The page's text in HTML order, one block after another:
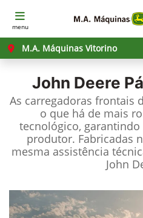
menu
M.A. Máquinas Vitorino
John Deere
As carregadoras frontais
o que há de mais
tecnológico,
produtor. Fabricadas
mesma assistência
John